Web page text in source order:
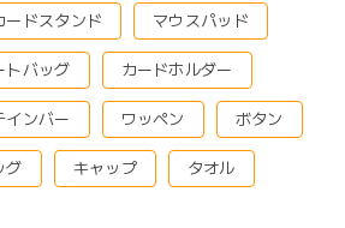
ードスタンド マウスパッド
トバッグ カードホルダー
インバー ワッペン ボタン
グ キャップ タオル